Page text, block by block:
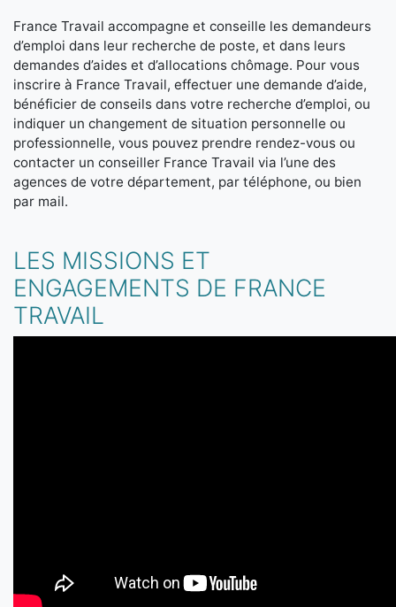
France Travail accompagne et conseille les demandeurs
d’emploi dans leur recherche de poste, et dans leurs
demandes d’aides et d’allocations chômage. Pour vous
inscrire à France Travail, effectuer une demande d’aide,
bénéficier de conseils dans votre recherche d’emploi, ou
indiquer un changement de situation personnelle ou
professionnelle, vous pouvez prendre rendez-vous ou
contacter un conseiller France Travail via l’une des
agences de votre département, par téléphone, ou bien
par mail.
LES MISSIONS ET
ENGAGEMENTS DE FRANCE
TRAVAIL